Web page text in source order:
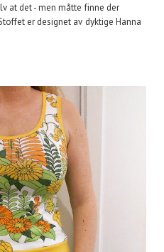
at det - men måtte finne der
er designet av dyktige Hanna